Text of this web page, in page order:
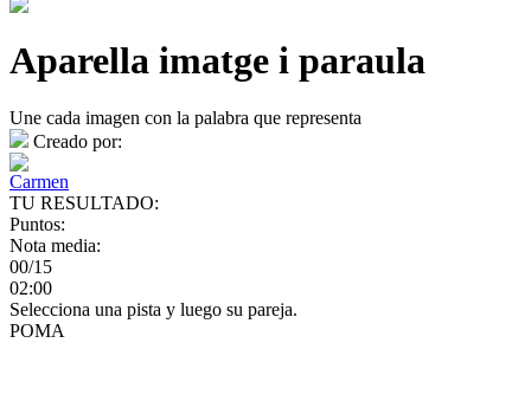
Aparella imatge i paraula
Une cada imagen con la palabra que representa
Creado por:
Carmen
TU RESULTADO:
Puntos:
Nota media:
00/15
02:00
Selecciona una pista y luego su pareja.
POMA